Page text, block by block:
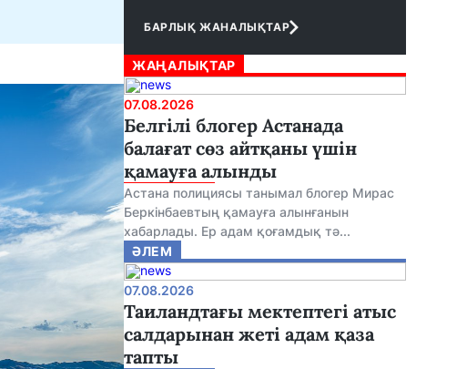
БАРЛЫҚ ЖАНАЛЫҚТАР
ЖАҢАЛЫҚТАР
07.08.2026
Белгілі блогер Астанада
балағат сөз айтқаны үшін
қамауға алынды
Астана полициясы танымал блогер Мирас
Беркінбаевтың қамауға алынғанын
хабарлады. Ер адам қоғамдық тә...
ӘЛЕМ
07.08.2026
Таиландтағы мектептегі атыс
салдарынан жеті адам қаза
тапты